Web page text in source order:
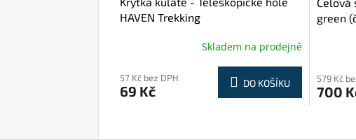
HAVEN Trekking
Skladem na prodejně
57 Kč bez DPH
69 Kč DO KOŠÍKU
green
579 Kč
700